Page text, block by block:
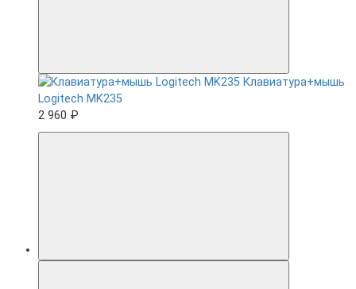
Клавиатура+мышь
Logitech MK235
2 960 ₽